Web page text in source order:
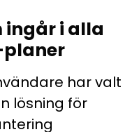
ingår i alla
planer
har valt
lösning för